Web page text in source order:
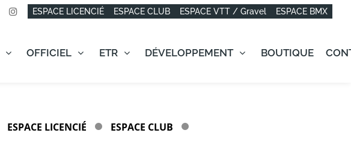
ESPACE LICENCIÉ ESPACE CLUB ESPACE VTT / Gravel ESPACE BMX
OFFICIEL ETR DÉVELOPPEMENT BOUTIQUE
ESPACE LICENCIÉ ESPACE CLUB